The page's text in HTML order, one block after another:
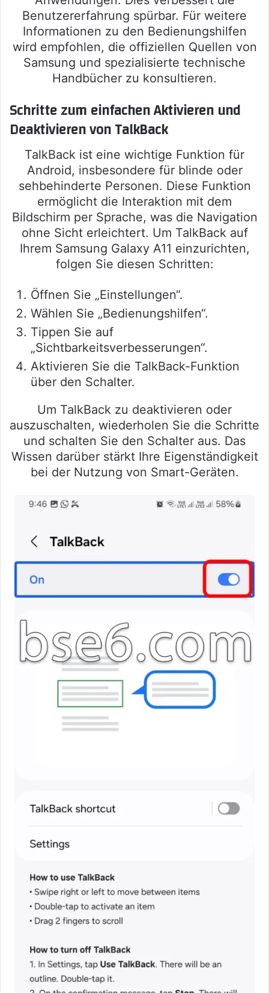
Benutzererfahrung spürbar. Für weitere
Informationen zu den Bedienungshilfen
wird empfohlen, die offiziellen Quellen von
Samsung und spezialisierte technische
Handbücher zu konsultieren.
Schritte zum einfachen Aktivieren und
Deaktivieren von TalkBack
TalkBack ist eine wichtige Funktion für
Android, insbesondere für blinde oder
sehbehinderte Personen. Diese Funktion
ermöglicht die Interaktion mit dem
Bildschirm per Sprache, was die Navigation
ohne Sicht erleichtert. Um TalkBack auf
Ihrem Samsung Galaxy A11 einzurichten,
folgen Sie diesen Schritten:
Öffnen Sie „Einstellungen“.
Wählen Sie „Bedienungshilfen“.
Tippen Sie auf
„Sichtbarkeitsverbesserungen“.
Aktivieren Sie die TalkBack-Funktion
über den Schalter.
Um TalkBack zu deaktivieren oder
auszuschalten, wiederholen Sie die Schritte
und schalten Sie den Schalter aus. Das
Wissen darüber stärkt Ihre Eigenständigkeit
bei der Nutzung von Smart-Geräten.